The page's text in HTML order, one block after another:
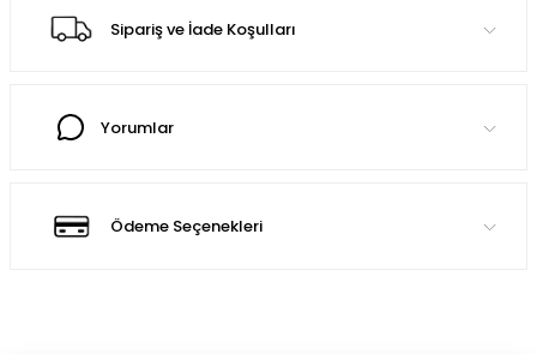
Sipariş ve İade Koşulları
Yorumlar
Ödeme Seçenekleri